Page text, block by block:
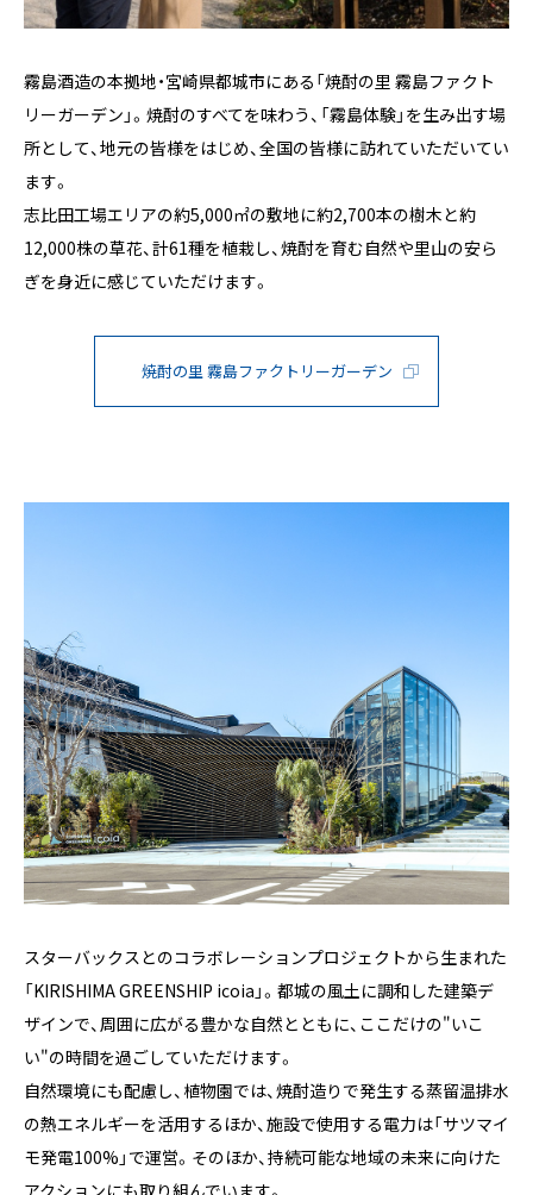
霧島酒造の本拠地・宮崎県都城市にある「焼酎の里 霧島ファクト
リーガーデン」。焼酎のすべてを味わう、「霧島体験」を生み出す場
所として、地元の皆様をはじめ、全国の皆様に訪れていただいてい
ます。
志比田工場エリアの約5,000㎡の敷地に約2,700本の樹木と約
12,000株の草花、計61種を植栽し、焼酎を育む自然や里山の安ら
ぎを身近に感じていただけます。
焼酎の里 霧島ファクトリーガーデン
スターバックスとのコラボレーションプロジェクトから生まれた
「KIRISHIMA GREENSHIP icoia」。都城の風土に調和した建築デ
ザインで、周囲に広がる豊かな自然とともに、ここだけの"いこ
い"の時間を過ごしていただけます。
自然環境にも配慮し、植物園では、焼酎造りで発生する蒸留温排水
の熱エネルギーを活用するほか、施設で使用する電力は「サツマイ
モ発電100%」で運営。そのほか、持続可能な地域の未来に向けた
アクションにも取り組んでいます。